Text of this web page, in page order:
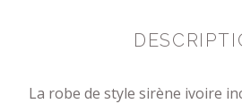
La robe de style sirène ivoire